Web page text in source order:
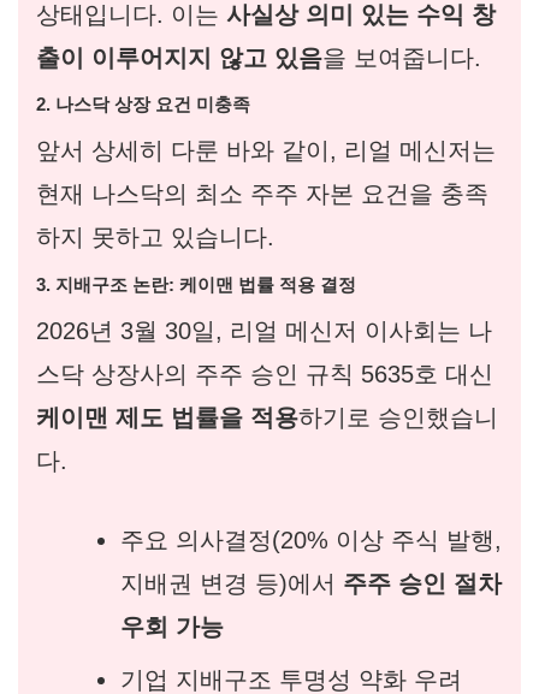
상태입니다. 이는 사실상 의미 있는 수익 창
출이 이루어지지 않고 있음을 보여줍니다.
2. 나스닥 상장 요건 미충족
앞서 상세히 다룬 바와 같이, 리얼 메신저는
현재 나스닥의 최소 주주 자본 요건을 충족
하지 못하고 있습니다.
3. 지배구조 논란: 케이맨 법률 적용 결정
2026년 3월 30일, 리얼 메신저 이사회는 나
스닥 상장사의 주주 승인 규칙 5635호 대신
케이맨 제도 법률을 적용하기로 승인했습니
다.
주요 의사결정(20% 이상 주식 발행,
지배권 변경 등)에서 주주 승인 절차
우회 가능
기업 지배구조 투명성 약화 우려